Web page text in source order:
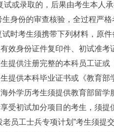
试或录取的，后果由考生本人
份的审查核验，全过程严格
考生须携带下列材料，原件
身份证件复印件、初试准考
供注册完整的本科员工证或
供本科毕业证书或《教育部
学历考生须提供教育部留学
初试加分项目的考生，须提
工士兵专项计划”考生须提